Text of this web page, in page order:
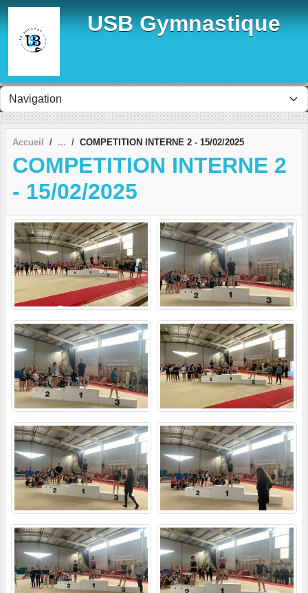
USB Gymnastique
Accueil COMPETITION INTERNE 2 - 15/02/2025
COMPETITION INTERNE 2
- 15/02/2025
Panneau de gestion des cookies